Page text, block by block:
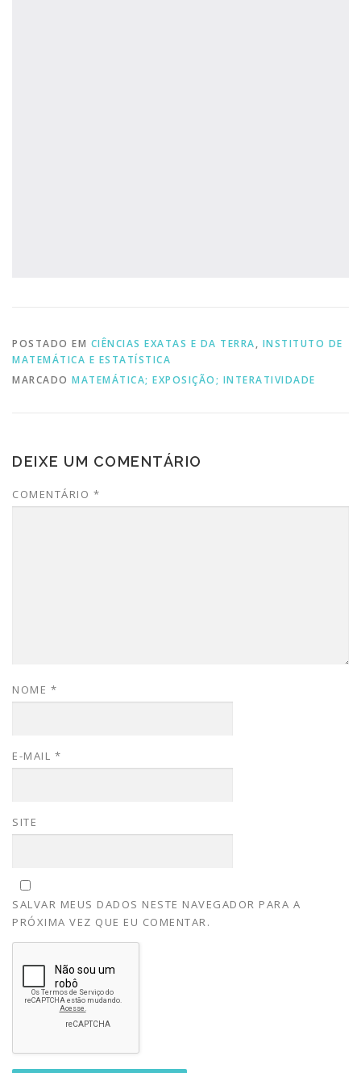
POSTADO EM CIÊNCIAS EXATAS E DA TERRA, INSTITUTO DE
MATEMÁTICA E ESTATÍSTICA
MARCADO MATEMÁTICA; EXPOSIÇÃO; INTERATIVIDADE
DEIXE UM COMENTÁRIO
COMENTÁRIO *
NOME *
E-MAIL *
SITE
SALVAR MEUS DADOS NESTE NAVEGADOR PARA A
PRÓXIMA VEZ QUE EU COMENTAR.